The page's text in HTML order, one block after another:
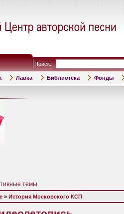
Поиск:
Лавка Библиотека Фонды
темы
» История Московского КСП